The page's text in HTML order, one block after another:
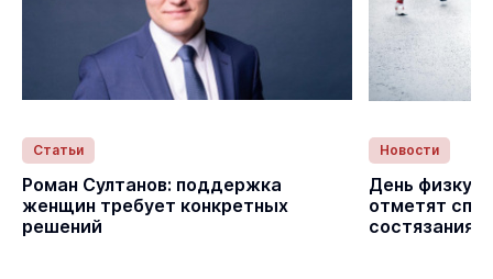
Статьи
Роман Султанов: поддержка
женщин требует конкретных
решений
Новости
День
отметят